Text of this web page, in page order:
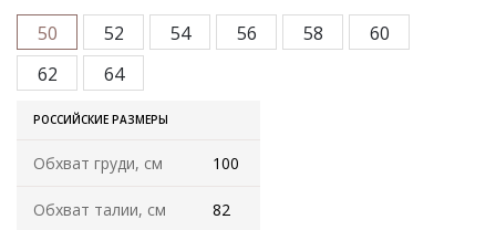
Комплекты женские повседневные
Куртка женская на молнии
Рекомендуем
Футболки и блузки
50
РОССИЙСКИЕ РАЗМЕРЫ
Обхват груди, см 100
Обхват талии, см 82
52 54 56 58
60
62
64